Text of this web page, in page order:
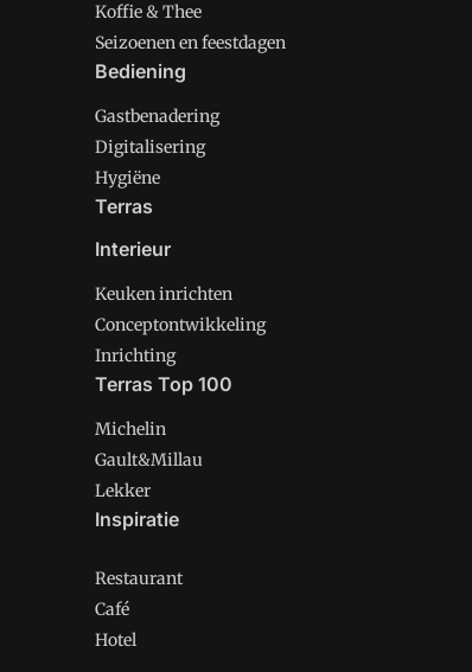
Koffie & Thee
Seizoenen en feestdagen
Bediening
Gastbenadering
Digitalisering
Hygiëne
Terras
Interieur
Keuken inrichten
Conceptontwikkeling
Inrichting
Terras Top 100
Michelin
Gault&Millau
Lekker
Inspiratie
Restaurant
Café
Hotel